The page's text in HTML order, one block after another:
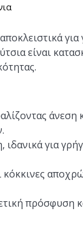
για
είναι
άνεση
για
πρόσφυση